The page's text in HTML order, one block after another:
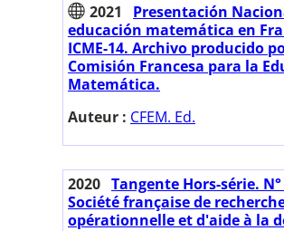
2021
Presentación
educación matemática en
ICME-14. Archivo producido
Comisión Francesa para la
Matemática.
Auteur : CFEM. Ed.
2020 Tangente Hors-série. N°
Société française de
opérationnelle et d'aide à la